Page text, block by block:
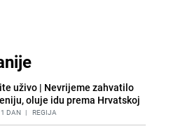
uživo | Nevrijeme zahvatilo
oluje idu prema Hrvatskoj
DAN | REGIJA